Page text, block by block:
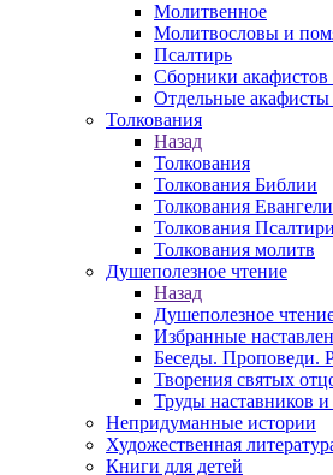
Молитвенное
Молитвословы и
Псалтирь
Сборники акафистов
Отдельные
Толкования
Назад
Толкования
Толкования Библии
Толкования
Толкования Псалтири
Толкования молитв
Душеполезное чтение
Назад
Душеполезное
Избранные
Беседы. Проповеди.
Творения святых
Труды наставников и
Непридуманные истории
Художественная
Книги для детей